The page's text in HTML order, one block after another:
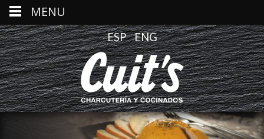
ESP ENG
MENU